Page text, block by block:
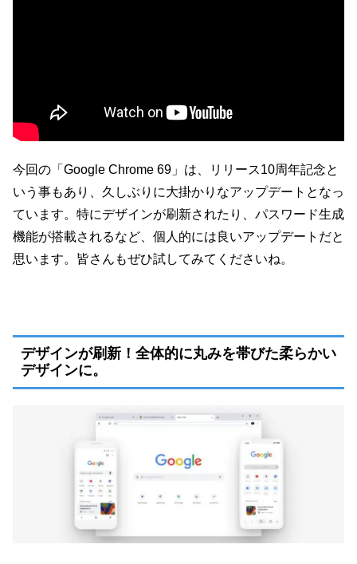
今回の「Google Chrome 69」は、リリース10周年記念と
いう事もあり、久しぶりに大掛かりなアップデートとなっ
ています。特にデザインが刷新されたり、パスワード生成
機能が搭載されるなど、個人的には良いアップデートだと
思います。皆さんもぜひ試してみてくださいね。
デザインが刷新！全体的に丸みを帯びた柔らかい
デザインに。